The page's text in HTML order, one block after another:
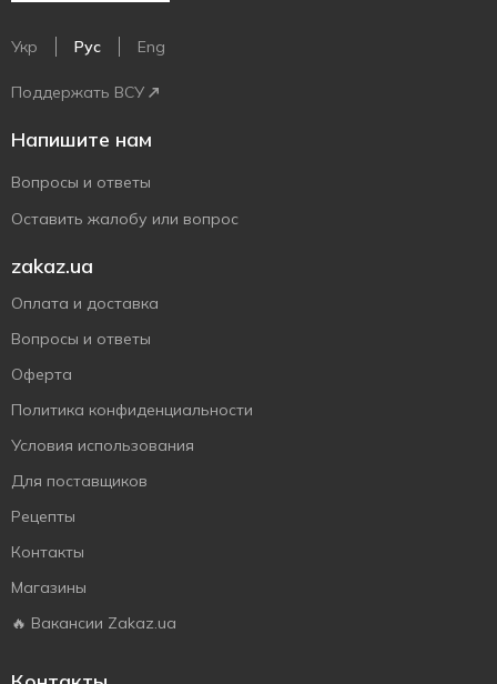
Укр Рус Eng
Поддержать ВСУ
Напишите нам
Вопросы и ответы
Оставить жалобу или вопрос
zakaz.ua
Оплата и доставка
Вопросы и ответы
Оферта
Политика конфиденциальности
Условия использования
Для поставщиков
Рецепты
Контакты
Магазины
🔥 Вакансии Zakaz.ua